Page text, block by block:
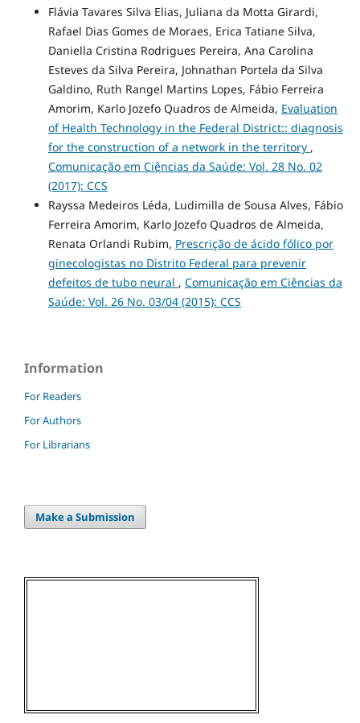
Flávia Tavares Silva Elias, Juliana da Motta Girardi,
Rafael Dias Gomes de Moraes, Erica Tatiane Silva,
Daniella Cristina Rodrigues Pereira, Ana Carolina
Esteves da Silva Pereira, Johnathan Portela da Silva
Galdino, Ruth Rangel Martins Lopes, Fábio Ferreira
Amorim, Karlo Jozefo Quadros de Almeida, Evaluation
of Health Technology in the Federal District:: diagnosis
for the construction of a network in the territory ,
Comunicação em Ciências da Saúde: Vol. 28 No. 02
(2017): CCS
Rayssa Medeiros Léda, Ludimilla de Sousa Alves, Fábio
Ferreira Amorim, Karlo Jozefo Quadros de Almeida,
Renata Orlandi Rubim, Prescrição de ácido fólico por
ginecologistas no Distrito Federal para prevenir
defeitos de tubo neural , Comunicação em Ciências da
Saúde: Vol. 26 No. 03/04 (2015): CCS
Information
For Readers
For Authors
For Librarians
Make a Submission